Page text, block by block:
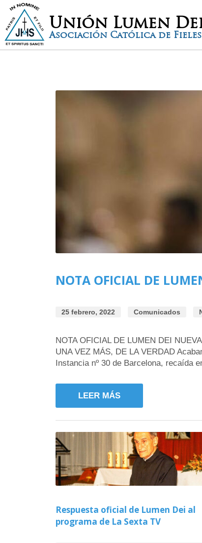
Unión Lumen
Asociación Católica de Fieles
NOTA OFICIAL DE
25 febrero, 2022 Comunicados
NOTA OFICIAL DE LUMEN DEI
UNA VEZ MÁS, DE LA VERDAD
Instancia nº 30 de Barcelona, recaída
LEER MÁS
Respuesta oficial de Lumen Dei al
programa de La Sexta TV